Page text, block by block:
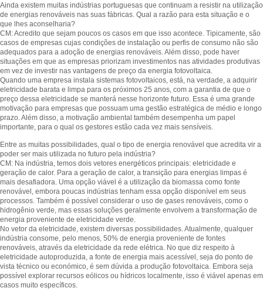
Ainda existem muitas indústrias portuguesas que continuam a resistir na utilização
de energias renováveis nas suas fábricas. Qual a razão para esta situação e o
que lhes aconselharia?
CM: Acredito que sejam poucos os casos em que isso acontece. Tipicamente, são
casos de empresas cujas condições de instalação ou perfis de consumo não são
adequados para a adoção de energias renováveis. Além disso, pode haver
situações em que as empresas priorizam investimentos nas atividades produtivas
em vez de investir nas vantagens de preço da energia fotovoltaica.
Quando uma empresa instala sistemas fotovoltaicos, está, na verdade, a adquirir
eletricidade barata e limpa para os próximos 25 anos, com a garantia de que o
preço dessa eletricidade se manterá nesse horizonte futuro. Essa é uma grande
motivação para empresas que possuam uma gestão estratégica de médio e longo
prazo. Além disso, a motivação ambiental também desempenha um papel
importante, para o qual os gestores estão cada vez mais sensíveis.
Entre as muitas possibilidades, qual o tipo de energia renovável que acredita vir a
poder ser mais utilizada no futuro pela indústria?
CM: Na indústria, temos dois vetores energéticos principais: eletricidade e
geração de calor. Para a geração de calor, a transição para energias limpas é
mais desafiadora. Uma opção viável é a utilização da biomassa como fonte
renovável, embora poucas indústrias tenham essa opção disponível em seus
processos. Também é possível considerar o uso de gases renováveis, como o
hidrogênio verde, mas essas soluções geralmente envolvem a transformação de
energia proveniente de eletricidade verde.
No vetor da eletricidade, existem diversas possibilidades. Atualmente, qualquer
indústria consome, pelo menos, 50% de energia proveniente de fontes
renováveis, através da eletricidade da rede elétrica. No que diz respeito à
eletricidade autoproduzida, a fonte de energia mais acessível, seja do ponto de
vista técnico ou económico, é sem dúvida a produção fotovoltaica. Embora seja
possível explorar recursos eólicos ou hídricos localmente, isso é viável apenas em
casos muito específicos.